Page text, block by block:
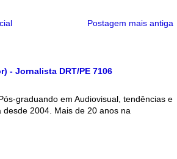
Postagem mais antiga
- Jornalista DRT/PE 7106
graduando em Audiovisual, tendências e
2004. Mais de 20 anos na